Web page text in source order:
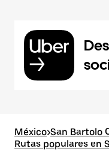
México>San Bartolo
Rutas populares en